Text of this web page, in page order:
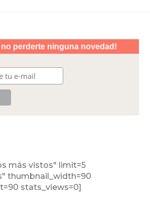
más vistos" limit=5
thumbnail_width=90
stats_views=0]